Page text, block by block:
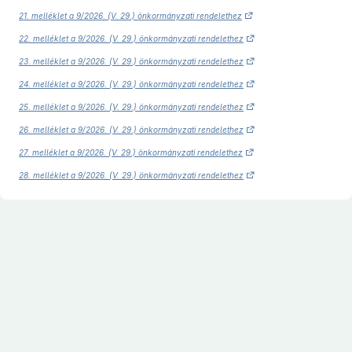
21. melléklet a 9/2026. (V. 29.) önkormányzati rendelethez
22. melléklet a 9/2026. (V. 29.) önkormányzati rendelethez
23. melléklet a 9/2026. (V. 29.) önkormányzati rendelethez
24. melléklet a 9/2026. (V. 29.) önkormányzati rendelethez
25. melléklet a 9/2026. (V. 29.) önkormányzati rendelethez
26. melléklet a 9/2026. (V. 29.) önkormányzati rendelethez
27. melléklet a 9/2026. (V. 29.) önkormányzati rendelethez
28. melléklet a 9/2026. (V. 29.) önkormányzati rendelethez